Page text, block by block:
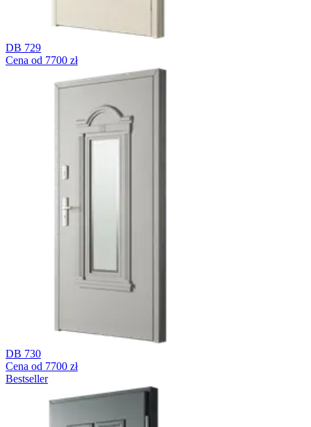
DB 729
Cena od 7700 zł
DB 730
Cena od 7700 zł
Bestseller